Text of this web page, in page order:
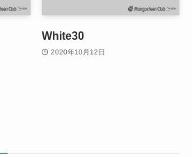
White30
2020年10月12日